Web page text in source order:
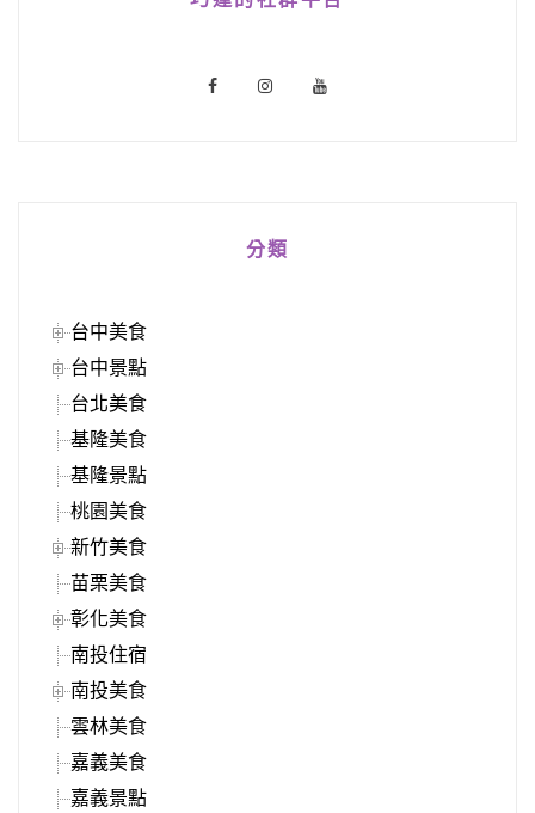
分類
台中美食
台中景點
台北美食
基隆美食
基隆景點
桃園美食
新竹美食
苗栗美食
彰化美食
南投住宿
南投美食
雲林美食
嘉義美食
嘉義景點